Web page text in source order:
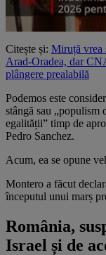
Citește și: Miruță vrea
Arad-Oradea, dar
plângere prealabilă
Podemos este
stângă sau „populism
egalității” timp de
Pedro Sanchez.
Acum, ea se opune
Montero a făcut
începutul unui marș
România,
Israel și de